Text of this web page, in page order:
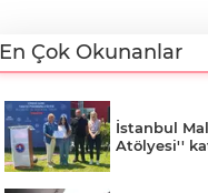
En Çok Okunanlar
İstanbul
Atölyesi''